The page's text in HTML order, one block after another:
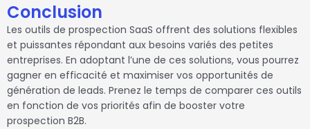
Conclusion
Les outils de prospection SaaS offrent des solutions flexibles
et puissantes répondant aux besoins variés des petites
entreprises. En adoptant l’une de ces solutions, vous pourrez
gagner en efficacité et maximiser vos opportunités de
génération de leads. Prenez le temps de comparer ces outils
en fonction de vos priorités afin de booster votre
prospection B2B.